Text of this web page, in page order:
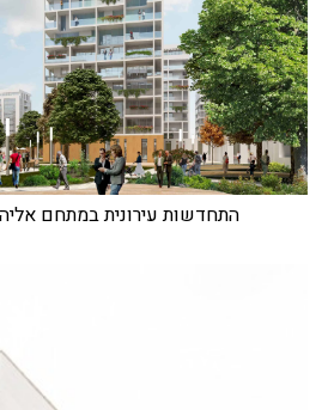
התחדשות עירונית במתחם